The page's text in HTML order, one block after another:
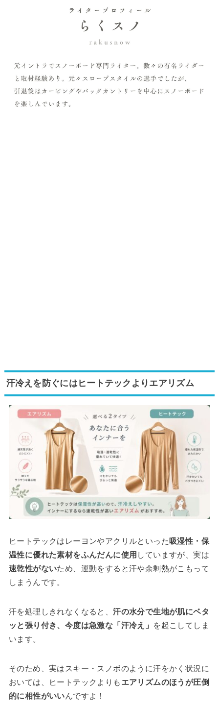
汗冷えを防ぐにはヒートテックよりエアリズム
ヒートテックはレーヨンやアクリルといった 吸湿性・保
温性に優れた素材をふんだんに使用 していますが、実は
速乾性がないため、運動をすると汗や余剰熱がこもって
しまうんです。
汗を処理しきれなくなると、汗の水分で生地が肌にベタ
ッと張り付き、今度は急激な「汗冷え」
を起こしてしま
います。
そのため、実はスキー・スノボのように汗をかく状況に
おいては、ヒートテックよりも エアリズムのほうが圧倒
的に相性がいいんですよ！